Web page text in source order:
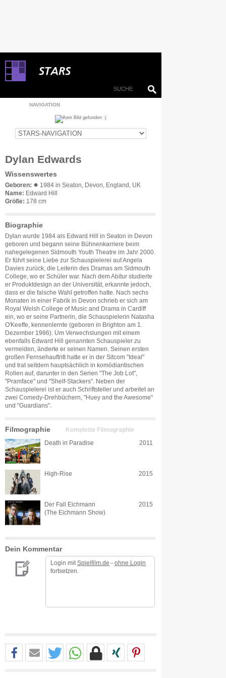
NAVIGATION
Dylan Edwards
Wissenswertes
Geboren: ✹ 1984 in Seaton, Devon, England, UK
Name: Edward Hill
Größe: 178 cm
Biographie
Dylan wurde 1984 als Edward Hill in Seaton in Devon
geboren und begann seine Bühnenkarriere beim
nahegelegenen Sidmouth Youth Theatre im Jahr 2000.
Er führt seine Liebe zur Schauspielerei auf Angela
Davies zurück, die Leiterin des Dramas am Sidmouth
College, wo er Schüler war. Nach dem Abitur studierte
er Produktdesign an der Universität, erkannte jedoch,
dass er die falsche Wahl getroffen hatte. Nach sechs
Monaten in einer Fabrik in Devon schrieb er sich am
Royal Welsh College of Music and Drama in Cardiff
ein, wo er seine Partnerin, die Schauspielerin Natasha
O'Keeffe, kennenlernte (geboren in Brighton am 1.
Dezember 1986). Um Verwechslungen mit einem
ebenfalls Edward Hill genannten Schauspieler zu
vermeiden, änderte er seinen Namen. Seinen ersten
großen Fernsehauftritt hatte er in der Sitcom "Ideal"
und trat seitdem hauptsächlich in komödiantischen
Rollen auf, darunter in den Serien "The Job Lot",
"Pramface" und "Shelf-Stackers". Neben der
Schauspielerei ist er auch Schriftsteller und arbeitet an
zwei Comedy-Drehbüchern, "Huey and the Awesome"
und "Guardians".
Filmographie Komplette Filmographie
Death in Paradise 2011
High-Rise 2015
Der Fall Eichmann
(The Eichmann Show)
2015
Dein Kommentar
Login mit Spielfilm.de - ohne Login
fortsetzen.